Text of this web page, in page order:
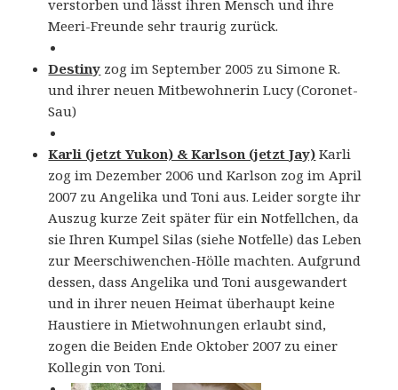
verstorben und lässt ihren Mensch und ihre
Meeri-Freunde sehr traurig zurück.
Destiny zog im September 2005 zu Simone R.
und ihrer neuen Mitbewohnerin Lucy (Coronet-
Sau)
Karli (jetzt Yukon) & Karlson (jetzt Jay) Karli
zog im Dezember 2006 und Karlson zog im April
2007 zu Angelika und Toni aus. Leider sorgte ihr
Auszug kurze Zeit später für ein Notfellchen, da
sie Ihren Kumpel Silas (siehe Notfelle) das Leben
zur Meerschiwenchen-Hölle machten. Aufgrund
dessen, dass Angelika und Toni ausgewandert
und in ihrer neuen Heimat überhaupt keine
Haustiere in Mietwohnungen erlaubt sind,
zogen die Beiden Ende Oktober 2007 zu einer
Kollegin von Toni.